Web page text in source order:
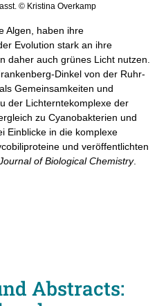
© Kristina Overkamp
Algen, haben ihre
Evolution stark an ihre
daher auch grünes Licht nutzen.
Dinkel von der Ruhr-
Gemeinsamkeiten und
der Lichterntekomplexe der
zu Cyanobakterien und
Einblicke in die komplexe
und veröffentlichten
of Biological Chemistry.
Abstracts: